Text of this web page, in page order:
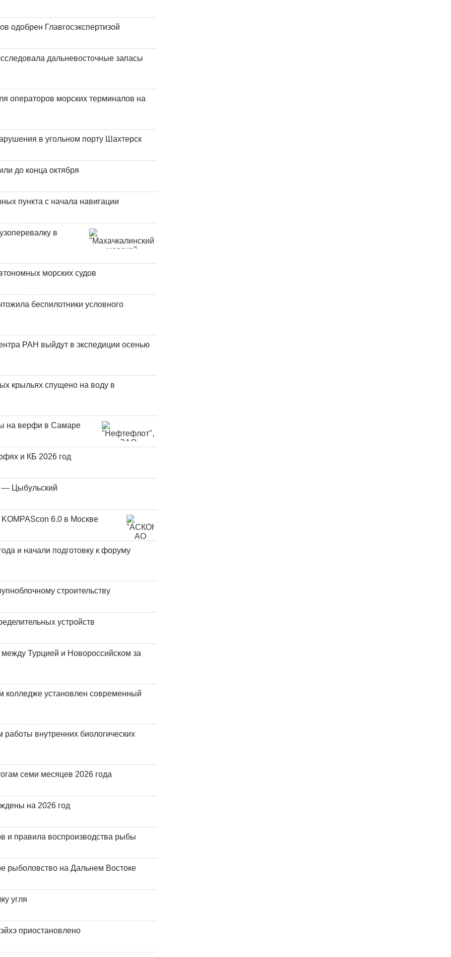
одобрен Главгосэкспертизой
дальневосточные запасы
операторов морских терминалов на
в угольном порту Шахтерск
до конца октября
пункта с начала навигации
в
морских судов
беспилотники условного
РАН выйдут в экспедиции осенью
крыльях спущено на воду в
на верфи в Самаре
и КБ 2026 год
— Цыбульский
6.0 в Москве
и начали подготовку к форуму
строительству
устройств
Турцией и Новороссийском за
установлен современный
внутренних биологических
семи месяцев 2026 года
на 2026 год
и правила воспроизводства рыбы
рыболовство на Дальнем Востоке
угля
приостановлено